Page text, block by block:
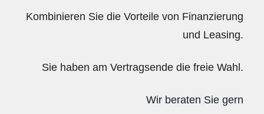
Kombinieren Sie die Vorteile von Finanzierung
und Leasing.
Sie haben am Vertragsende die freie Wahl.
Wir beraten Sie gern